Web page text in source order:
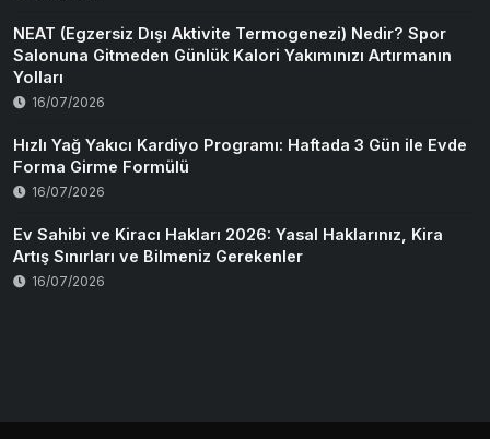
NEAT (Egzersiz Dışı Aktivite Termogenezi) Nedir? Spor
Salonuna Gitmeden Günlük Kalori Yakımınızı Artırmanın
Yolları
16/07/2026
Hızlı Yağ Yakıcı Kardiyo Programı: Haftada 3 Gün ile Evde
Forma Girme Formülü
16/07/2026
Ev Sahibi ve Kiracı Hakları 2026: Yasal Haklarınız, Kira
Artış Sınırları ve Bilmeniz Gerekenler
16/07/2026